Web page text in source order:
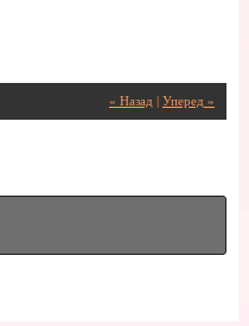
« Назад Уперед »